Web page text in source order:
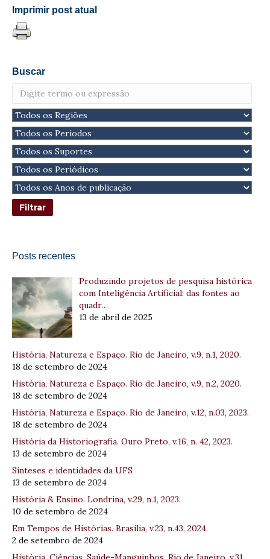
Imprimir post atual
Buscar
Posts recentes
Produzindo projetos de pesquisa histórica
com Inteligência Artificial: das fontes ao
quadr…
13 de abril de 2025
História, Natureza e Espaço. Rio de Janeiro, v.9, n.1, 2020.
18 de setembro de 2024
História, Natureza e Espaço. Rio de Janeiro, v.9, n.2, 2020.
18 de setembro de 2024
História, Natureza e Espaço. Rio de Janeiro, v.12, n.03, 2023.
18 de setembro de 2024
História da Historiografia. Ouro Preto, v.16, n. 42, 2023.
13 de setembro de 2024
Sínteses e identidades da UFS
13 de setembro de 2024
História & Ensino. Londrina, v.29, n.1, 2023.
10 de setembro de 2024
Em Tempos de Histórias. Brasília, v.23, n.43, 2024.
2 de setembro de 2024